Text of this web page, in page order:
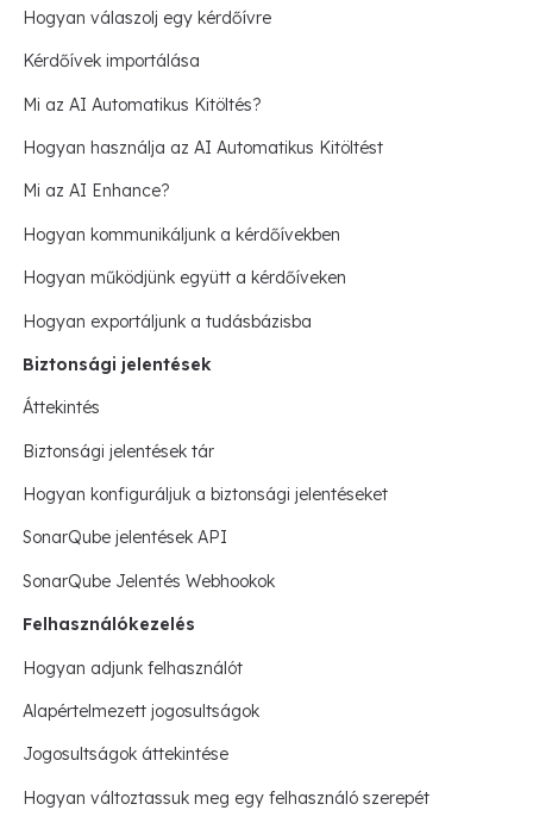
Hogyan válaszolj egy kérdőívre
Kérdőívek importálása
Mi az AI Automatikus Kitöltés?
Hogyan használja az AI Automatikus Kitöltést
Mi az AI Enhance?
Hogyan kommunikáljunk a kérdőívekben
Hogyan működjünk együtt a kérdőíveken
Hogyan exportáljunk a tudásbázisba
Biztonsági jelentések
Áttekintés
Biztonsági jelentések tár
Hogyan konfiguráljuk a biztonsági jelentéseket
SonarQube jelentések API
SonarQube Jelentés Webhookok
Felhasználókezelés
Hogyan adjunk felhasználót
Alapértelmezett jogosultságok
Jogosultságok áttekintése
Hogyan változtassuk meg egy felhasználó szerepét